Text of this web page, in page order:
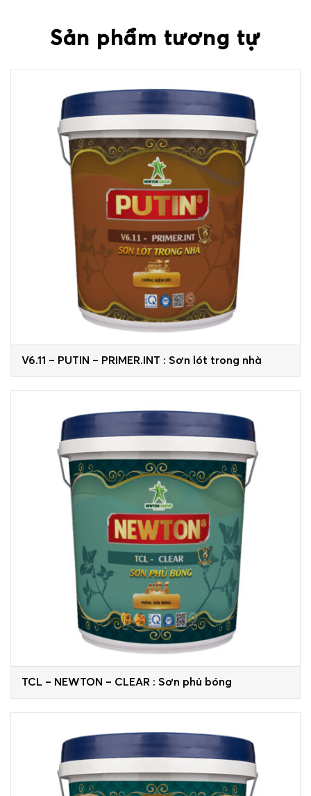
Sản phẩm tương tự
V6.11 – PUTIN – PRIMER.INT : Sơn lót trong nhà
TCL – NEWTON – CLEAR : Sơn phủ bóng